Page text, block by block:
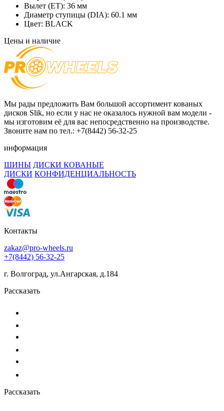
Вылет (ET): 36 мм
Диаметр ступицы (DIA): 60.1 мм
Цвет: BLACK
Цены и наличие
Мы рады предложить Вам большой ассортимент кованых
дисков Slik, но если у нас не оказалось нужной вам модели -
мы изготовим её для вас непосредственно на производстве.
Звоните нам по тел.: +7(8442) 56-32-25
информация
ШИНЫ ДИСКИ КОВАНЫЕ
ДИСКИ КОНФИДЕНЦИАЛЬНОСТЬ
Контакты
zakaz@pro-wheels.ru
+7(8442) 56-32-25
г. Волгоград, ул.Ангарская, д.184
Рассказать
Рассказать